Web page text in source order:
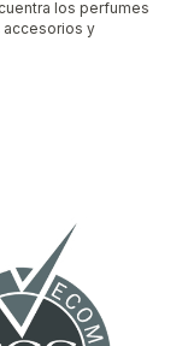
los perfumes
accesorios y